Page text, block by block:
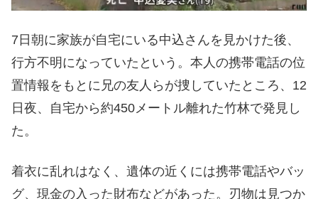
7日朝に家族が自宅にいる中込さんを見かけた後、
行方不明になっていたという。本人の携帯電話の位
置情報をもとに兄の友人らが捜していたところ、12
日夜、自宅から約450メートル離れた竹林で発見し
た。
着衣に乱れはなく、遺体の近くには携帯電話やバッ
グ、現金の入った財布などがあった。刃物は見つか